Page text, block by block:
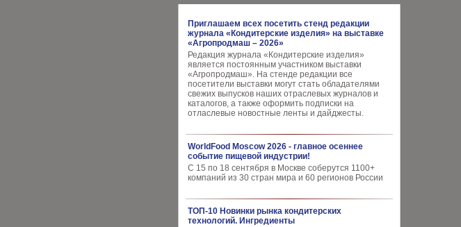
Приглашаем всех посетить стенд редакции
журнала «Кондитерские изделия» на выставке
«Агропродмаш – 2026»
Редакция журнала «Кондитерские изделия»
является постоянным участником выставки
«Агропродмаш». На стенде редакции все
посетители выставки могут стать обладателями
свежих выпусков наших отраслевых журналов и
каталогов, а также оформить подписки на
отласлевые новостные ленты и дайджесты.
WorldFood Moscow 2026 - главное осеннее
событие пищевой индустрии!
С 15 по 18 сентября в Москве соберутся 1100+
компаний из 30 стран мира и 60 регионов России
ТОП-10 Новинки рынка кондитерских
технологий. Ингредиенты